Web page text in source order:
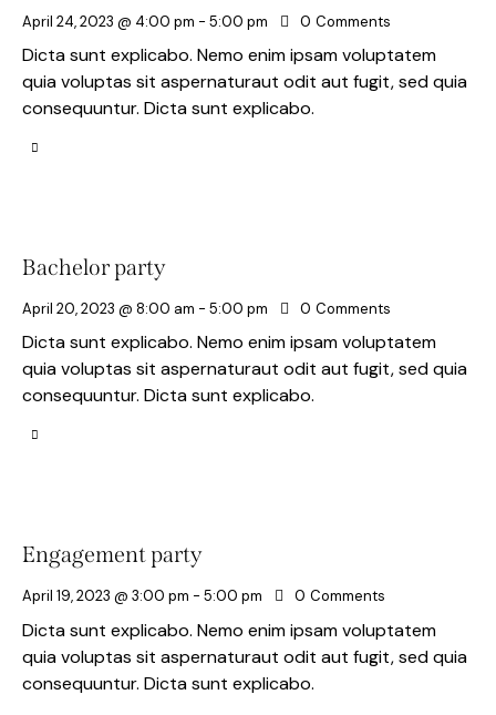
April 24, 2023 @ 4:00 pm - 5:00 pm 0 Comments
Dicta sunt explicabo. Nemo enim ipsam voluptatem
quia voluptas sit aspernaturaut odit aut fugit, sed quia
consequuntur. Dicta sunt explicabo.
Bachelor party
April 20, 2023 @ 8:00 am - 5:00 pm 0 Comments
Dicta sunt explicabo. Nemo enim ipsam voluptatem
quia voluptas sit aspernaturaut odit aut fugit, sed quia
consequuntur. Dicta sunt explicabo.
Engagement party
April 19, 2023 @ 3:00 pm - 5:00 pm 0 Comments
Dicta sunt explicabo. Nemo enim ipsam voluptatem
quia voluptas sit aspernaturaut odit aut fugit, sed quia
consequuntur. Dicta sunt explicabo.